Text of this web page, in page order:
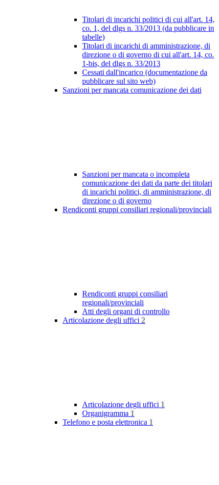
Titolari di incarichi politici di cui all'art. 14,
co. 1, del dlgs n. 33/2013 (da pubblicare in
tabelle)
Titolari di incarichi di amministrazione, di
direzione o di governo di cui all'art. 14, co.
1-bis, del dlgs n. 33/2013
Cessati dall'incarico (documentazione da
pubblicare sul sito web)
Sanzioni per mancata comunicazione dei dati
Sanzioni per mancata o incompleta
comunicazione dei dati da parte dei titolari
di incarichi politici, di amministrazione, di
direzione o di governo
Rendiconti gruppi consiliari regionali/provinciali
Rendiconti gruppi consiliari
regionali/provinciali
Atti degli organi di controllo
Articolazione degli uffici 2
Articolazione degli uffici 1
Organigramma 1
Telefono e posta elettronica 1